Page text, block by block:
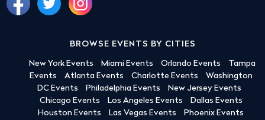
BROWSE EVENTS BY CITIES
New York Events Miami Events Orlando Events
Tampa
Events
Atlanta Events Charlotte Events
Washington
DC Events
Philadelphia Events
New Jersey Events
Chicago Events
Los Angeles Events
Dallas Events
Houston Events
Las Vegas Events
Phoenix Events